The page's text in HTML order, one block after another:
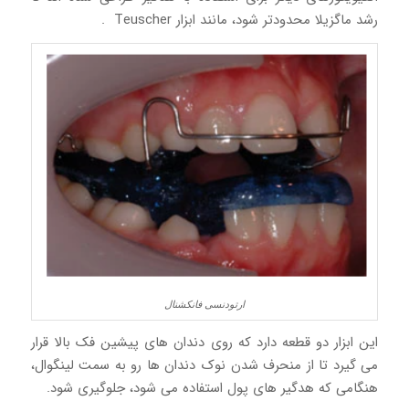
رشد ماگزیلا محدودتر شود، مانند ابزار Teuscher .
ارتودنسی فانکشنال
این ابزار دو قطعه دارد که روی دندان های پیشین فک بالا قرار
می گیرد تا از منحرف شدن نوک دندان ها رو به سمت لینگوال،
هنگامی که هدگیر های پول استفاده می شود، جلوگیری شود.